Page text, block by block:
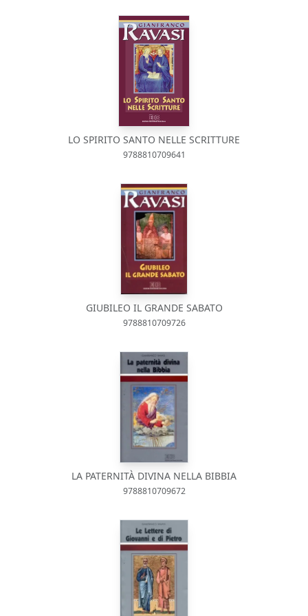
LO SPIRITO SANTO NELLE SCRITTURE
9788810709641
GIUBILEO IL GRANDE SABATO
9788810709726
LA PATERNITÀ DIVINA NELLA BIBBIA
9788810709672